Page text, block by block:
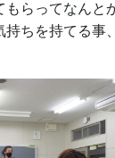
らってなん
ちを持てる